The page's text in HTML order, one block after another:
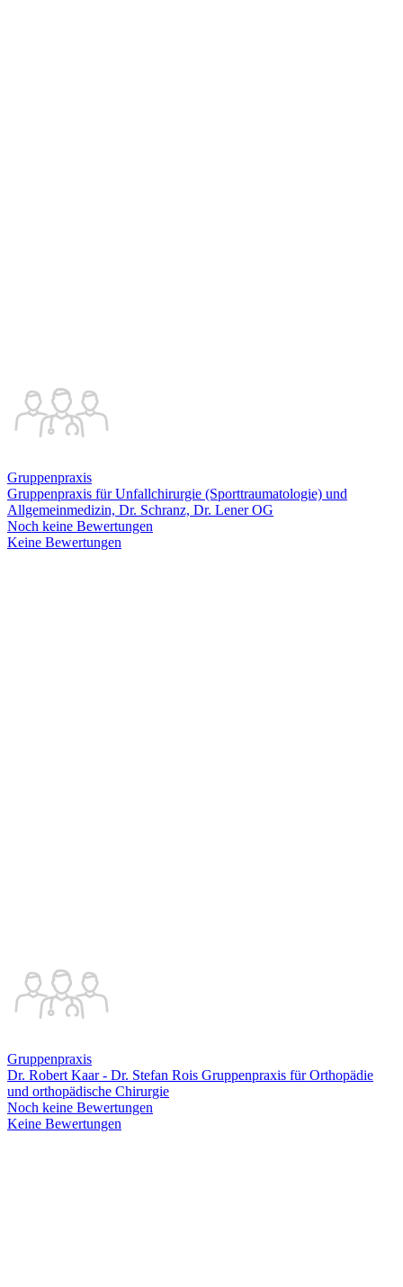
Gruppenpraxis
Gruppenpraxis für Unfallchirurgie (Sporttraumatologie) und
Allgemeinmedizin, Dr. Schranz, Dr. Lener OG
Noch keine Bewertungen
Keine Bewertungen
Gruppenpraxis
Dr. Robert Kaar - Dr. Stefan Rois Gruppenpraxis für Orthopädie
und orthopädische Chirurgie
Noch keine Bewertungen
Keine Bewertungen